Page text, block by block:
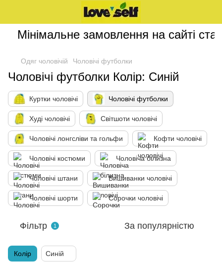
Мінімальне замовлення на сайті
Одяг чоловічій Чоловічі футболки
Чоловічі футболки Колір: Синій
Куртки чоловічі Чоловічі футболки
Худі чоловічі Світшоти чоловічі
Чоловічі лонгсліви та гольфи Кофти чоловічі
Чоловічі костюми Чоловіча білизна
Чоловічі штани Вишиванки чоловічі
Чоловічі шорти Сорочки чоловічі
Фільтр 1 За популярністю
Колір Синій